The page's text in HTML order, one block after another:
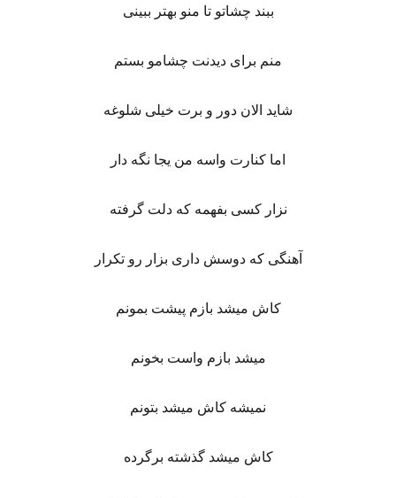
ببند چشاتو تا منو بهتر ببینی
منم برای دیدنت چشامو بستم
شاید الان دور و برت خیلی شلوغه
اما کنارت واسه من یجا نگه دار
نزار کسی بفهمه که دلت گرفته
آهنگی که دوسش داری بزار رو تکرار
کاش میشد بازم پیشت بمونم
میشد بازم واست بخونم
نمیشه کاش میشد بتونم
کاش میشد گذشته برگرده